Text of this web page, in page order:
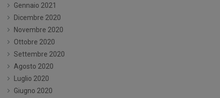
Gennaio 2021
Dicembre 2020
Novembre 2020
Ottobre 2020
Settembre 2020
Agosto 2020
Luglio 2020
Giugno 2020